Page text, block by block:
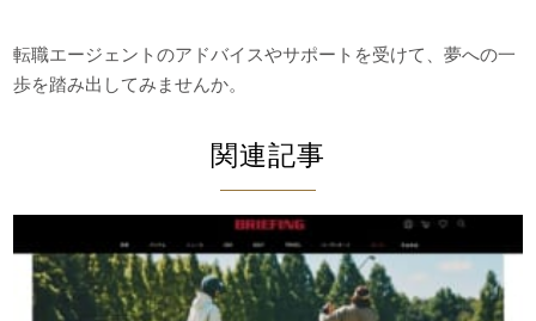
転職エージェントのアドバイスやサポートを受けて、夢への一
歩を踏み出してみませんか。
関連記事